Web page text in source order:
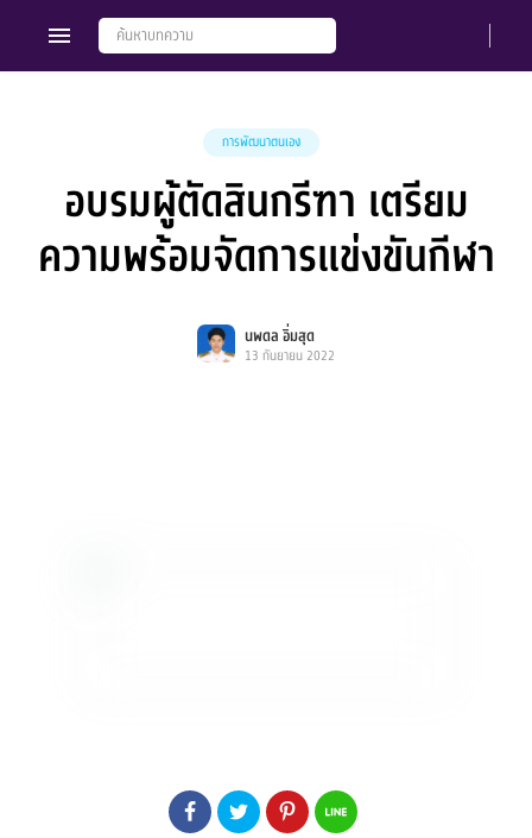
การพัฒนาตนเอง
อบรมผู้ตัดสินกรีฑา เตรียม
ความพร้อมจัดการแข่งขันกีฬา
นพดล อิ่มสุด
13 กันยายน 2022
Members Groups